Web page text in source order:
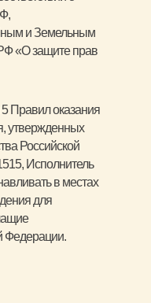
5 Правил оказания
утвержденных
Российской
Исполнитель
в местах
для
Федерации.
и Земельным
«О защите прав